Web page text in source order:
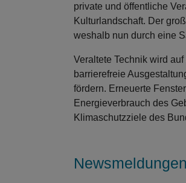
private und öffentliche
Kulturlandschaft. Der
weshalb nun durch eine
Veraltete Technik wird
barrierefreie
fördern. Erneuerte
Energieverbrauch des
Klimaschutzziele des
Newsmeldungen